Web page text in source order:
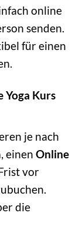
online
senden.
für einen
Yoga Kurs
je nach
einen Online
vor
die